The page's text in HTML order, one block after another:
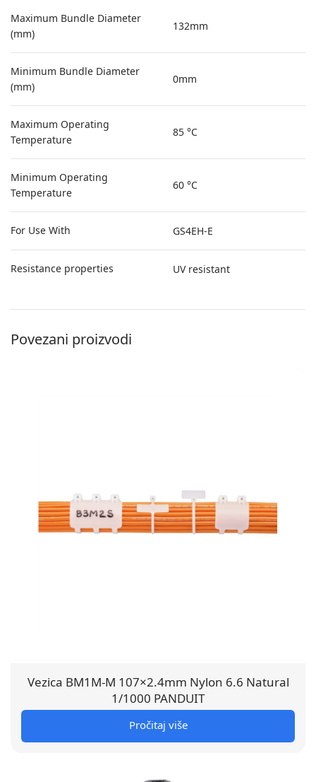
Maximum Bundle Diameter
(mm)
132mm
Minimum Bundle Diameter
(mm)
0mm
Maximum Operating
Temperature
85 °C
Minimum Operating
Temperature
60 °C
For Use With GS4EH-E
Resistance properties UV resistant
Povezani proizvodi
Vezica BM1M-M 107×2.4mm Nylon 6.6 Natural
1/1000 PANDUIT
Pročitaj više